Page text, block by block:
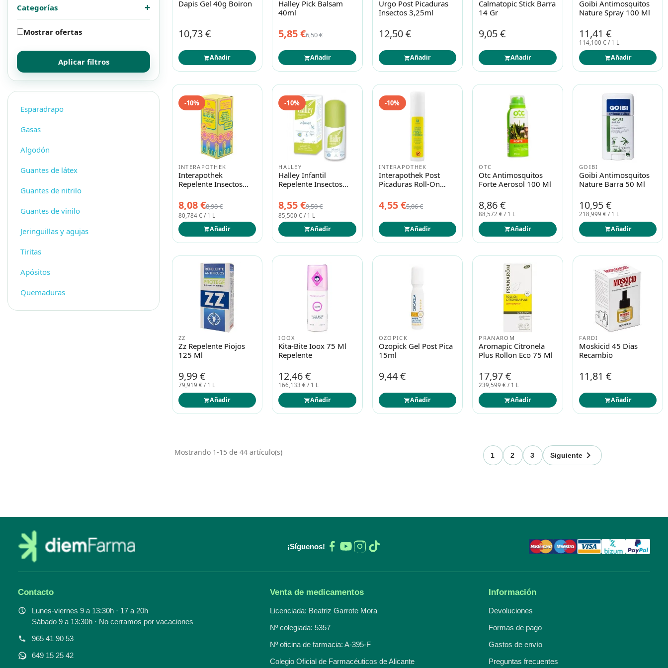
Mascotas
Higiene
Ortopedia
Mascotas
Higiene
Ortopedia
Categorías +
Mostrar ofertas
Aplicar filtros
Esparadrapo
Gasas
Algodón
Guantes de látex
Guantes de nitrilo
Guantes de vinilo
Jeringuillas y agujas
Tiritas
Apósitos
Quemaduras
Dapis Gel 40g Boiron
10,73 €
Añadir
Halley Pick Balsam
40ml
5,85 €6,50 €
Añadir
Urgo Post Picaduras
Insectos 3,25ml
12,50 €
Añadir
Calmatopic Stick Barra
14 Gr
9,05 €
Añadir
Goibi Antimosquitos
Nature Spray 100 Ml
11,41 €
114,100 € / 1 L
Añadir
INTERAPOTHEK
Interapothek
Repelente Insectos
8,08 €8,98 €
80,784 € / 1 L
Añadir
-10%
HALLEY
Halley Infantil
Repelente Insectos
8,55 €9,50 €
85,500 € / 1 L
Añadir
-10%
INTERAPOTHEK
Interapothek Post
Picaduras Roll-On
4,55 €5,06 €
Añadir
-10%
OTC
Otc Antimosquitos
Forte Aerosol 100 Ml
8,86 €
88,572 € / 1 L
Añadir
GOIBI
Goibi Antimosquitos
Nature Barra 50 Ml
10,95 €
218,999 € / 1 L
Añadir
ZZ
Zz Repelente Piojos
125 Ml
9,99 €
79,919 € / 1 L
Añadir
IOOX
Kita-Bite Ioox 75 Ml
Repelente
12,46 €
166,133 € / 1 L
Añadir
OZOPICK
Ozopick Gel Post Pica
15ml
9,44 €
Añadir
PRANAROM
Aromapic Citronela
Plus Rollon Eco 75 Ml
17,97 €
239,599 € / 1 L
Añadir
FARDI
Moskicid 45 Dias
Recambio
11,81 €
Añadir
Mostrando 1-15 de 44 artículo(s) 1 2 3 Siguiente 
¡Síguenos!
Contacto
Lunes-viernes 9 a 13:30h · 17 a 20h
Sábado 9 a 13:30h · No cerramos por vacaciones
965 41 90 53
649 15 25 42
Venta de medicamentos
Licenciada: Beatriz Garrote Mora
Nº colegiada: 5357
Nº oficina de farmacia: A-395-F
Colegio Oficial de Farmacéuticos de Alicante
Información
Devoluciones
Formas de pago
Gastos de envío
Preguntas frecuentes